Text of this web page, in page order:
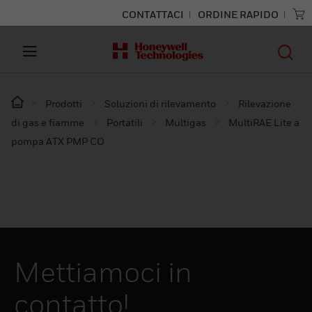
CONTATTACI ORDINE RAPIDO
Prodotti Soluzioni di rilevamento
Rilevazione
di gas e fiamme
Portatili Multigas
MultiRAE Lite a
pompa ATX PMP CO
Mettiamoci in
contatto!